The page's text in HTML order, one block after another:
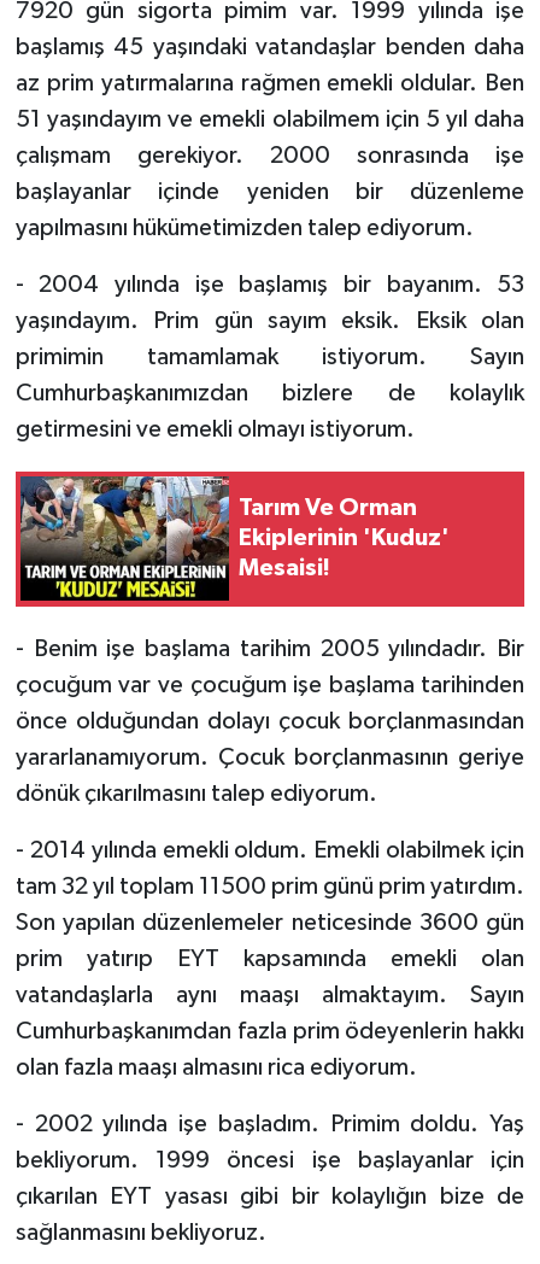
7920 gün sigorta pimim var. 1999 yılında işe
başlamış 45 yaşındaki vatandaşlar benden daha
az prim yatırmalarına rağmen emekli oldular. Ben
51 yaşındayım ve emekli olabilmem için 5 yıl daha
çalışmam gerekiyor. 2000 sonrasında işe
başlayanlar içinde yeniden bir düzenleme
yapılmasını hükümetimizden talep ediyorum.
- 2004 yılında işe başlamış bir bayanım. 53
yaşındayım. Prim gün sayım eksik. Eksik olan
primimin tamamlamak istiyorum. Sayın
Cumhurbaşkanımızdan bizlere de kolaylık
getirmesini ve emekli olmayı istiyorum.
Tarım Ve Orman
Ekiplerinin 'Kuduz'
Mesaisi!
- Benim işe başlama tarihim 2005 yılındadır. Bir
çocuğum var ve çocuğum işe başlama tarihinden
önce olduğundan dolayı çocuk borçlanmasından
yararlanamıyorum. Çocuk borçlanmasının geriye
dönük çıkarılmasını talep ediyorum.
- 2014 yılında emekli oldum. Emekli olabilmek için
tam 32 yıl toplam 11500 prim günü prim yatırdım.
Son yapılan düzenlemeler neticesinde 3600 gün
prim yatırıp EYT kapsamında emekli olan
vatandaşlarla aynı maaşı almaktayım. Sayın
Cumhurbaşkanımdan fazla prim ödeyenlerin hakkı
olan fazla maaşı almasını rica ediyorum.
- 2002 yılında işe başladım. Primim doldu. Yaş
bekliyorum. 1999 öncesi işe başlayanlar için
çıkarılan EYT yasası gibi bir kolaylığın bize de
sağlanmasını bekliyoruz.